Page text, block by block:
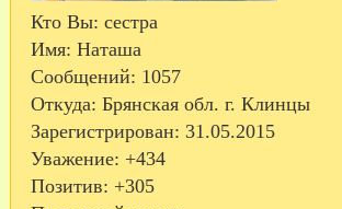
Кто Вы: сестра
Имя: Наташа
Сообщений: 1057
Откуда: Брянская обл. г. Клинцы
Зарегистрирован: 31.05.2015
Уважение: +434
Позитив: +305